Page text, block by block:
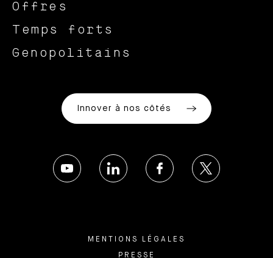
Offres
Temps forts
Genopolitains
Innover à nos côtés
MENTIONS LÉGALES
PRESSE